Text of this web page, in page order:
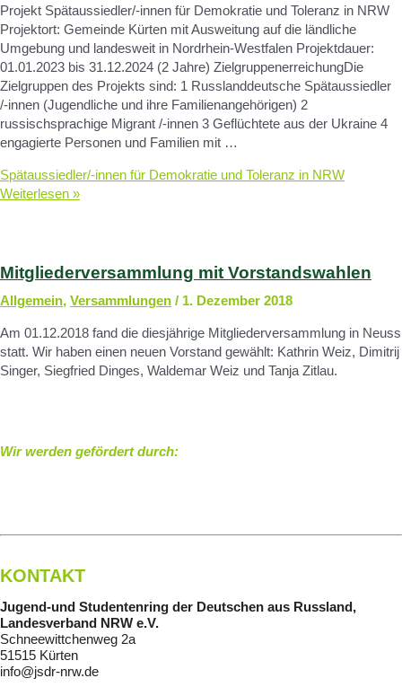
Projekt Spätaussiedler/-innen für Demokratie und Toleranz in NRW
Projektort: Gemeinde Kürten mit Ausweitung auf die ländliche
Umgebung und landesweit in Nordrhein-Westfalen Projektdauer:
01.01.2023 bis 31.12.2024 (2 Jahre) ZielgruppenerreichungDie
Zielgruppen des Projekts sind: 1 Russlanddeutsche Spätaussiedler
/-innen (Jugendliche und ihre Familienangehörigen) 2
russischsprachige Migrant /-innen 3 Geflüchtete aus der Ukraine 4
engagierte Personen und Familien mit …
Spätaussiedler/-innen für Demokratie und Toleranz in NRW
Weiterlesen »
Mitgliederversammlung mit Vorstandswahlen
Allgemein, Versammlungen / 1. Dezember 2018
Am 01.12.2018 fand die diesjährige Mitgliederversammlung in Neuss
statt. Wir haben einen neuen Vorstand gewählt: Kathrin Weiz, Dimitrij
Singer, Siegfried Dinges, Waldemar Weiz und Tanja Zitlau.
Wir werden gefördert durch:
KONTAKT
Jugend-und Studentenring der Deutschen aus Russland,
Landesverband NRW e.V.
Schneewittchenweg 2a
51515 Kürten
info@jsdr-nrw.de